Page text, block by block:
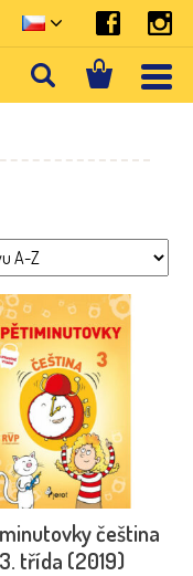
čeština
3. třída (2019)